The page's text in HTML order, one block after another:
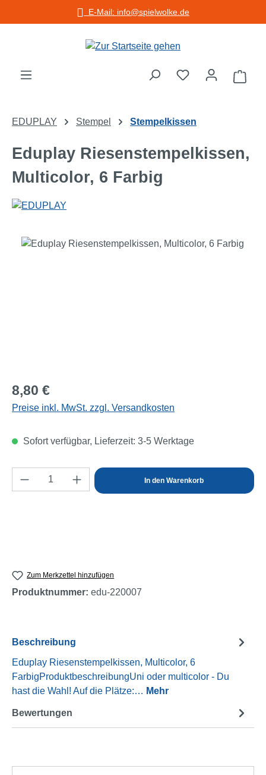
Zum Hauptinhalt springenE-Mail: info@spielwolke.de
EDUPLAY Stempel Stempelkissen
Eduplay Riesenstempelkissen,
Multicolor, 6 Farbig
Regulärer Preis:
8,80 €
Preise inkl. MwSt. zzgl. Versandkosten
Sofort verfügbar, Lieferzeit: 3-5 Werktage
Produkt Anzahl: Gib den gewünschten
In den Warenkorb
Zum Merkzettel hinzufügen
Produktnummer: edu-220007
Beschreibung
Eduplay Riesenstempelkissen, Multicolor, 6
FarbigProduktbeschreibungUni oder multicolor - Du
hast die Wahl! Auf die Plätze:… Mehr
Bewertungen